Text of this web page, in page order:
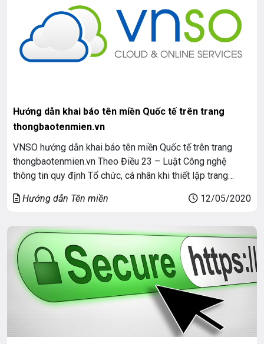
Hướng dẫn khai báo tên miền Quốc tế trên trang
thongbaotenmien.vn
VNSO hướng dẫn khai báo tên miền Quốc tế trên trang
thongbaotenmien.vn Theo Điều 23 – Luật Công nghệ
thông tin quy định Tổ chức, cá nhân khi thiết lập trang
Nam “.vn” phải thông báo trên môi trường mạng với Bộ
Hướng dẫn Tên miền 12/05/2020